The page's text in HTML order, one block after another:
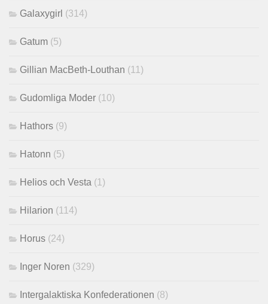
Galaxygirl (314)
Gatum (5)
Gillian MacBeth-Louthan (11)
Gudomliga Moder (10)
Hathors (9)
Hatonn (5)
Helios och Vesta (1)
Hilarion (114)
Horus (24)
Inger Noren (329)
Intergalaktiska Konfederationen (8)